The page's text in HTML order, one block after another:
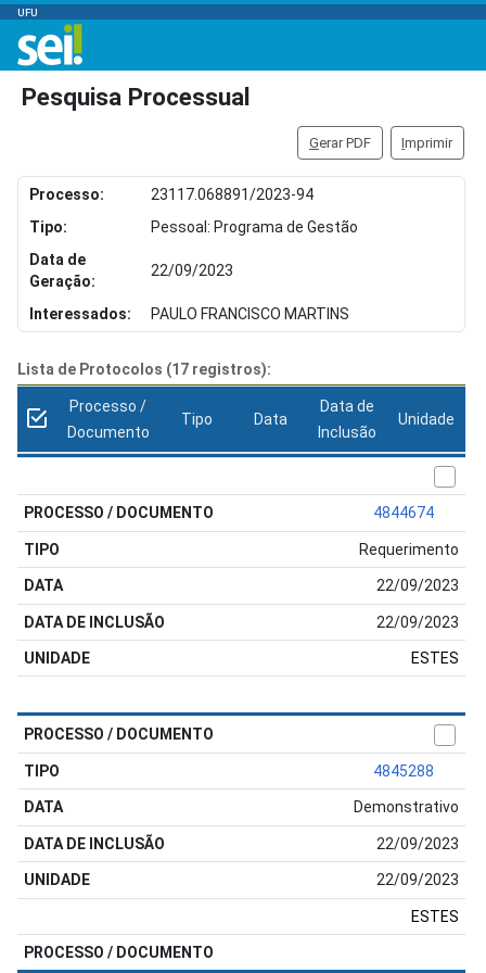
UFU
Pesquisa Processual
Gerar PDF Imprimir
Processo:
23117.068891/2023-94
Tipo:
Pessoal: Programa de Gestão
Data de
Geração:
22/09/2023
Interessados: PAULO FRANCISCO MARTINS
Lista de Protocolos (17 registros):
Processo /
Documento
Tipo Data
Data de
Inclusão
Unidade
4844674
Requerimento
22/09/2023
22/09/2023
ESTES
4845288
Demonstrativo
22/09/2023
22/09/2023
ESTES